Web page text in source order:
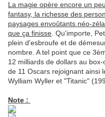
La magie opère encore un
fantasy, la richesse des
paysages envoûtants néo-
que ça finisse . Qu'importe,
plein d'esbroufe et de
nombre. A tel point que ce
12 milliards de dollars au
de 11 Oscars rejoignant ainsi
Wylliam Wyller et "Titanic"
Note :